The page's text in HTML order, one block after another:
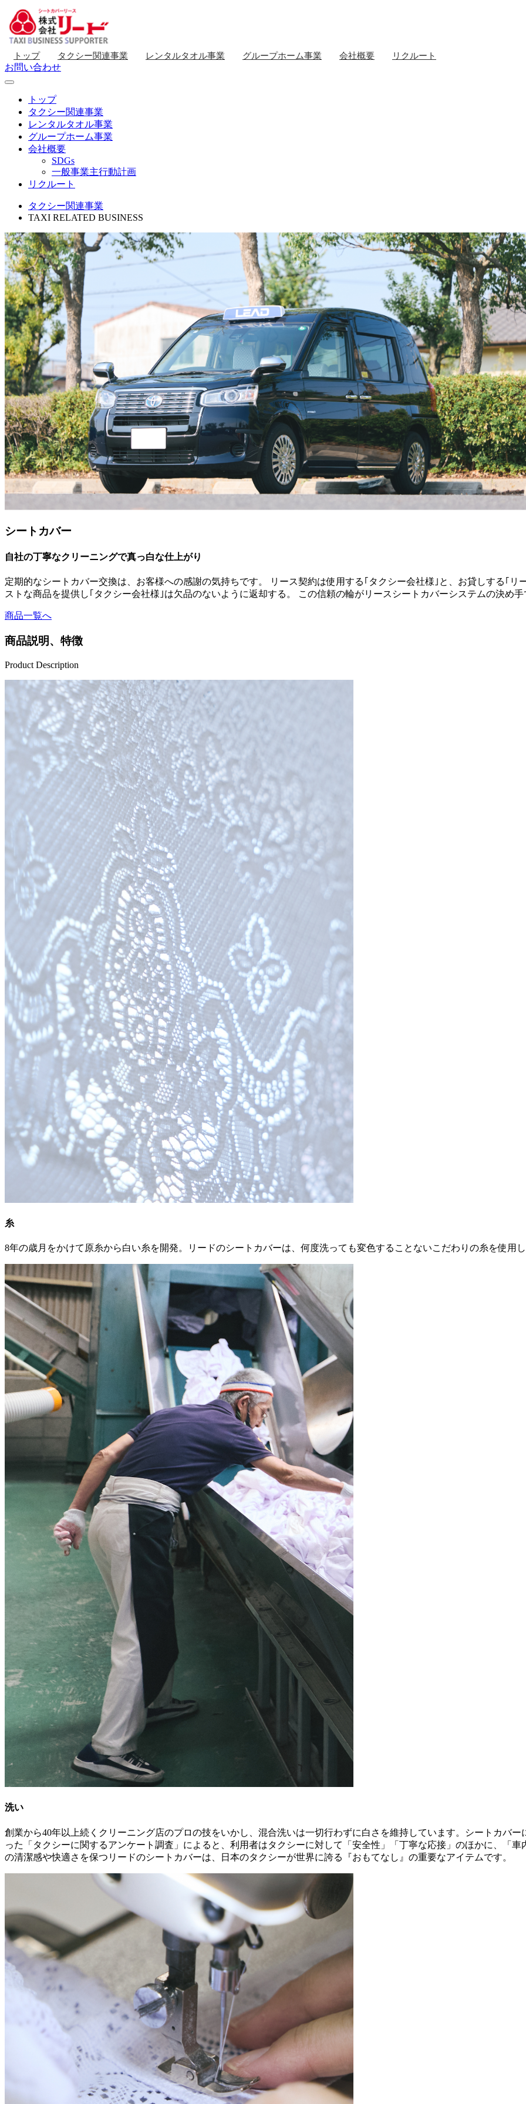
トップ タクシー関連事業 レンタルタオル事業 グループホーム事業 会社概要 リクルート
お問い合わせ
トップ
タクシー関連事業
レンタルタオル事業
グループホーム事業
会社概要
SDGs
一般事業主行動計画
リクルート
タクシー関連事業
TAXI RELATED BUSINESS
シートカバー
自社の丁寧なクリーニングで真っ白な仕上がり
定期的なシートカバー交換は、お客様への感謝の気持ちです。 リース契約は使用する｢タクシー会社様｣と、お貸しする｢
ストな商品を提供し｢タクシー会社様｣は欠品のないように返却する。 この信頼の輪がリースシートカバーシステムの決め手
商品一覧へ
商品説明、特徴
Product Description
糸
8年の歳月をかけて原糸から白い糸を開発。リードのシートカバーは、何度洗っても変色することないこだわりの糸を使用し
洗い
創業から40年以上続くクリーニング店のプロの技をいかし、混合洗いは一切行わずに白さを維持しています。シートカバ
った「タクシーに関するアンケート調査」によると、利用者はタクシーに対して「安全性」「丁寧な応接」のほかに、「
の清潔感や快適さを保つリードのシートカバーは、日本のタクシーが世界に誇る『おもてなし』の重要なアイテムです。